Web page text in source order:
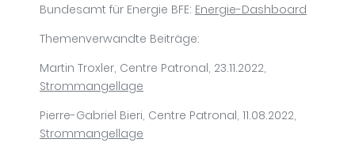
Bundesamt für Energie BFE: Energie-Dashboard
Themenverwandte Beiträge:
Martin Troxler, Centre Patronal, 23.11.2022,
Strommangellage
Pierre-Gabriel Bieri, Centre Patronal, 11.08.2022,
Strommangellage